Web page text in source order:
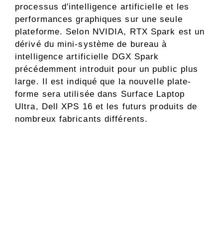
processus d'intelligence artificielle et les
performances graphiques sur une seule
plateforme. Selon NVIDIA, RTX Spark est un
dérivé du mini-système de bureau à
intelligence artificielle DGX Spark
précédemment introduit pour un public plus
large. Il est indiqué que la nouvelle plate-
forme sera utilisée dans Surface Laptop
Ultra, Dell XPS 16 et les futurs produits de
nombreux fabricants différents.